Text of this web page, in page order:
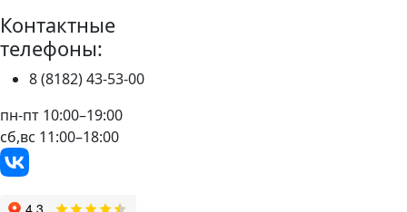
Контактные
телефоны:
8 (8182) 43-53-00
пн-пт 10:00–19:00
сб,вс 11:00–18:00